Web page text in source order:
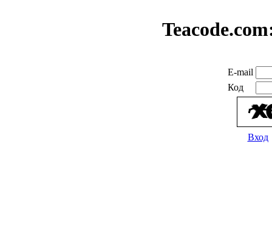
E-mail
Код
Вход